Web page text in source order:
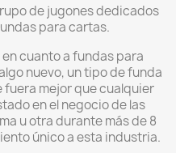
de jugones dedicados
para cartas.
cuanto a fundas para
nuevo, un tipo de funda
mejor que cualquier
en el negocio de las
u otra durante más de 8
único a esta industria.